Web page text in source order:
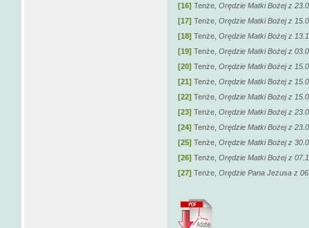
[16] Tenże , Orędzie Matki Bożej z
[17] Tenże, Orędzie Matki Bożej z
[18] Tenże, Orędzie Matki Bożej z
[19] Tenże, Orędzie Matki Bożej z
[20] Tenże, Orędzie Matki Bożej z
[21] Tenże, Orędzie Matki Bożej z
[22] Tenże, Orędzie Matki Bożej z
[23] Tenże, Orędzie Matki Bożej z
[24] Tenże, Orędzie Matki Bożej z
[25] Tenże, Orędzie Matki Bożej z
[26] Tenże, Orędzie Matki Bożej z
[27] Tenże, Orędzie Pana Jezusa z